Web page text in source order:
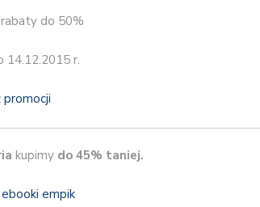
do 50%
14.12.2015 r.
promocji
kupimydo 45% taniej.